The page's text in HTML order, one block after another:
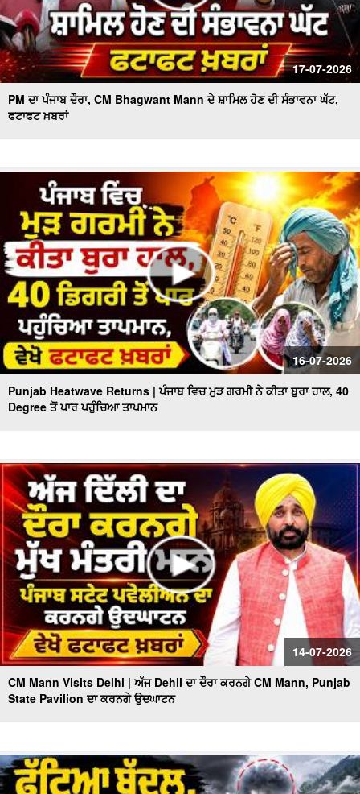
17-07-2026
PM ਦਾ ਪੰਜਾਬ ਦੌਰਾ, CM Bhagwant Mann ਦੇ ਸ਼ਾਮਿਲ ਹੋਣ ਦੀ ਸੰਭਾਵਨਾ ਘੱਟ,
ਫਟਾਫਟ ਖ਼ਬਰਾਂ
16-07-2026
Punjab Heatwave Returns | ਪੰਜਾਬ ਵਿਚ ਮੁੜ ਗਰਮੀ ਨੇ ਕੀਤਾ ਬੁਰਾ ਹਾਲ, 40
Degree ਤੋਂ ਪਾਰ ਪਹੁੰਚਿਆ ਤਾਪਮਾਨ
14-07-2026
CM Mann Visits Delhi | ਅੱਜ Dehli ਦਾ ਦੌਰਾ ਕਰਨਗੇ CM Mann, Punjab
State Pavilion ਦਾ ਕਰਨਗੇ ਉਦਘਾਟਨ